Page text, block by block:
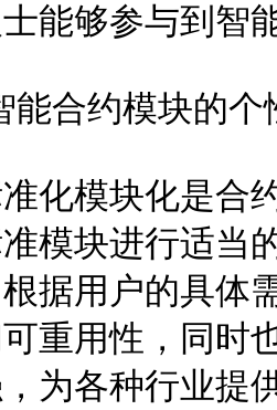
能够参与到智
合约模块的个
化模块化是合
模块进行适当
据用户的具体
重用性，同时
为各种行业提